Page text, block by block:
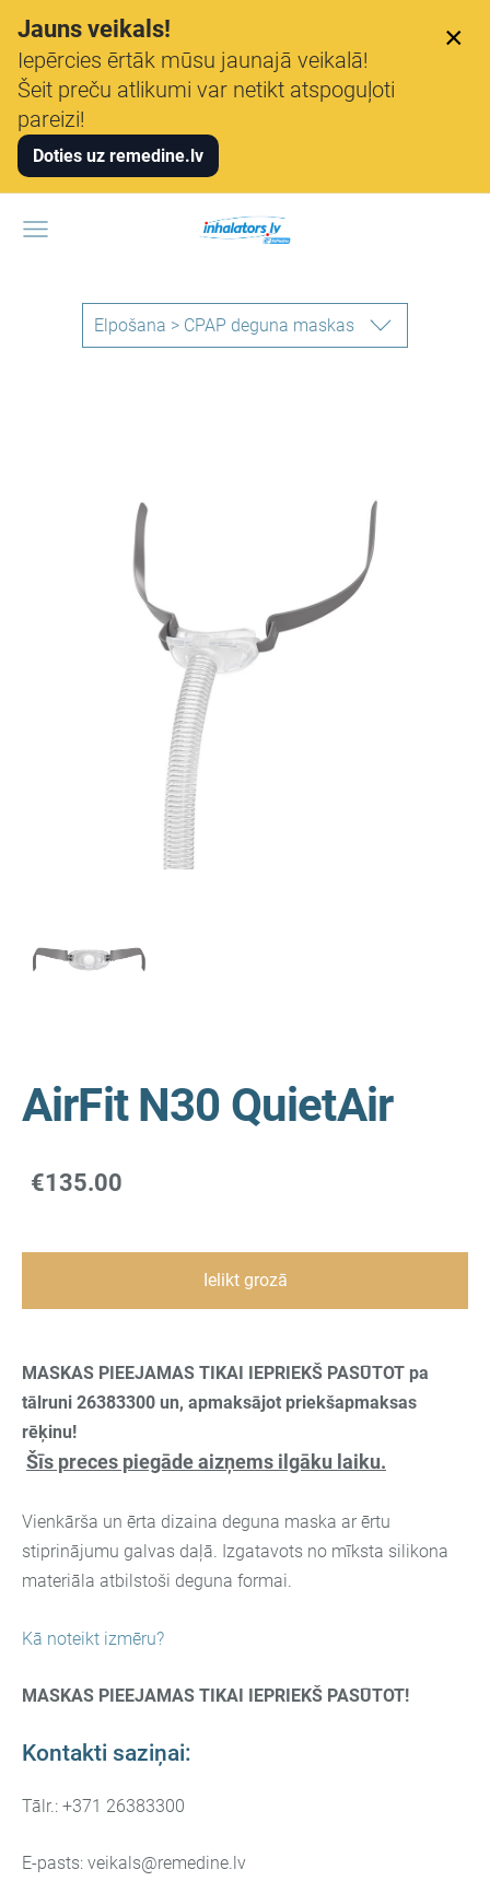
Jauns veikals!
Iepērcies ērtāk mūsu jaunajā veikalā!
Šeit preču atlikumi var netikt atspoguļoti
pareizi!
Doties uz remedine.lv
×
Elpošana > CPAP deguna maskas
AirFit N30 QuietAir
€135.00
Ielikt grozā
MASKAS PIEEJAMAS TIKAI IEPRIEKŠ PASŪTOT pa
tālruni 26383300 un, apmaksājot priekšapmaksas
rēķinu!
Šīs preces piegāde aizņems ilgāku laiku.
Vienkārša un ērta dizaina deguna maska ar ērtu
stiprinājumu galvas daļā. Izgatavots no mīksta silikona
materiāla atbilstoši deguna formai.
Kā noteikt izmēru?
MASKAS PIEEJAMAS TIKAI IEPRIEKŠ PASŪTOT!
Kontakti saziņai:
Tālr.: +371 26383300
E-pasts: veikals@remedine.lv